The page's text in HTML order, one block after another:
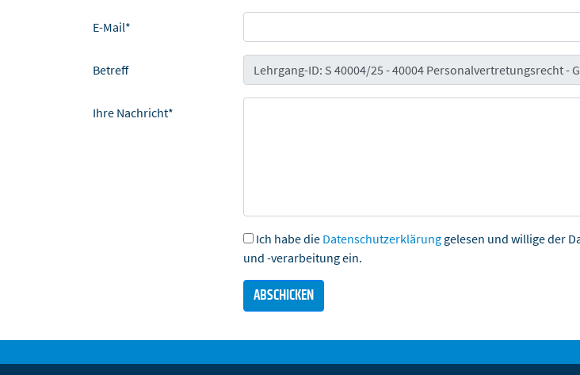
E-Mail*
Betreff
Ihre Nachricht*
Ich habe die Datenschutzerklärung gelesen und willige der
und -verarbeitung ein.